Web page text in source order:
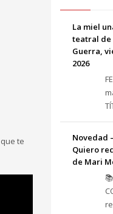
te
La miel
teatral de
Guerra,
2026
Novedad
Quiero
de Mari